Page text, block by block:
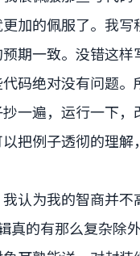
加的佩服了。我
期一致。没错这样
码绝对没有问题
一遍，运行一下
把例子透彻的理
我认为我的智商并
真的有那么复杂除